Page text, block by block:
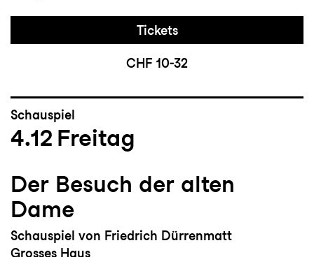
Tickets
CHF 10-32
Schauspiel
4.12 Freitag
Der Besuch der alten
Dame
Schauspiel von Friedrich Dürrenmatt
Grosses Haus